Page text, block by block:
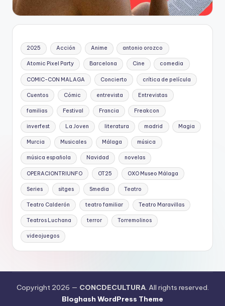
2025 Acción Anime antonio orozco
Atomic Pixel Party Barcelona Cine comedia
COMIC-CON MALAGA Concierto crítica de película
Cuentos Cómic entrevista Entrevistas
familias Festival Francia Freakcon
inverfest La Joven literatura madrid Magia
Murcia Musicales Málaga música
música española Navidad novelas
OPERACIONTRIUNFO OT25 OXO Museo Málaga
Series sitges Smedia Teatro
Teatro Calderón teatro familiar Teatro Maravillas
Teatros Luchana terror Torremolinos
videojuegos
Copyright 2026 — CONCDECULTURA. All rights reserved.
Bloghash WordPress Theme